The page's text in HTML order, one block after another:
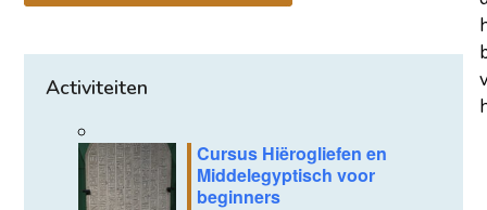
Activiteiten
Cursus Hiërogliefen en
Middelegyptisch voor
beginners